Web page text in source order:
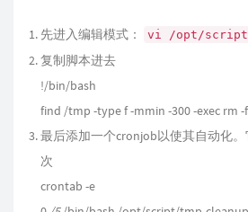
先进入编辑模式： vi /opt/script/
复制脚本进去
!/bin/bash
find /tmp -type f -mmin -300 -exec rm -
最后添加一个cronjob以使其自动化
次
crontab -e